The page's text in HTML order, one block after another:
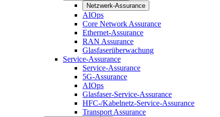
Netzwerk-Assurance
AIOps
Core Network Assurance
Ethernet-Assurance
RAN Assurance
Glasfaserüberwachung
Service-Assurance
Service-Assurance
5G-Assurance
AIOps
Glasfaser-Service-Assurance
HFC-/Kabelnetz-Service-Assurance
Transport Assurance